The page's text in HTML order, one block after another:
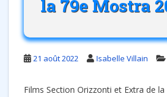
la 79e Mostra
21 août 2022 Isabelle Villain
Films Section Orizzonti et Extra de